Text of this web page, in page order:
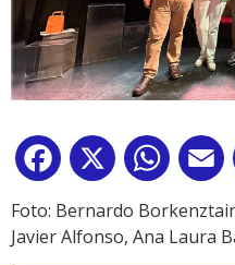
Facebook
X
Foto: Bernardo
Javier Alfonso, Ana Laura